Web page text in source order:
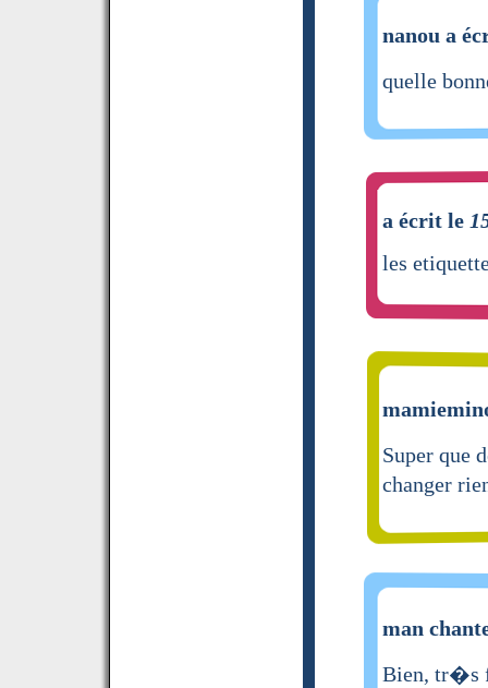
nanou a
quelle
a écrit le
les
Super que
changer
man
Bien, tr�s